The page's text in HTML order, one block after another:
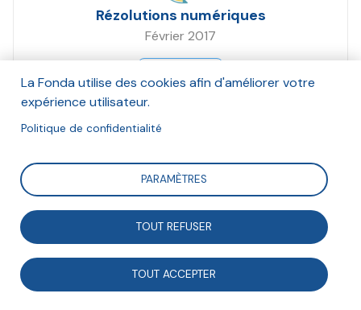
Rézolutions numériques
Février 2017
Suivre
associations doivent s’en saisir pour renforcer leurs
projets, que ce soit dans leur gouvernance, la gestion
de leurs adhésions, le recrutement de leurs bénévoles,
… le numérique apporte des solutions innovantes.
La Fonda utilise des cookies afin d'améliorer votre
expérience utilisateur.
Politique de confidentialité
PARAMÈTRES
TOUT REFUSER
TOUT ACCEPTER